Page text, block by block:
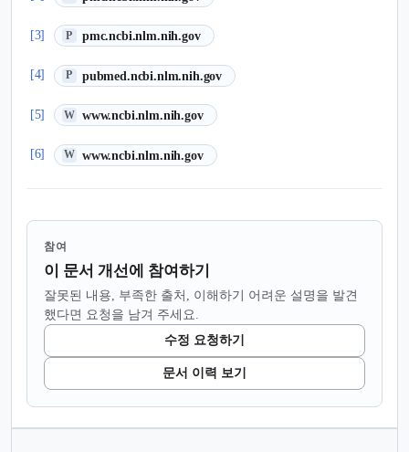
[3] P pmc.ncbi.nlm.nih.gov
(새 탭에서 열림)
[4] P pubmed.ncbi.nlm.nih.gov
(새 탭에서 열림)
[5] W www.ncbi.nlm.nih.gov
(새 탭에서 열림)
[6] W www.ncbi.nlm.nih.gov
(새 탭에서 열림)
참여
이 문서 개선에 참여하기
잘못된 내용, 부족한 출처, 이해하기 어려운 설명을 발견
했다면 요청을 남겨 주세요.
수정 요청하기
문서 이력 보기